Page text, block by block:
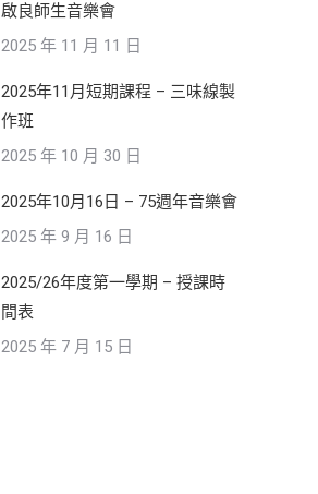
啟良師生音樂會
2025 年 11 月 11 日
2025年11月短期課程 – 三味線製
作班
2025 年 10 月 30 日
2025年10月16日 – 75週年音樂會
2025 年 9 月 16 日
2025/26年度第一學期 – 授課時
間表
2025 年 7 月 15 日